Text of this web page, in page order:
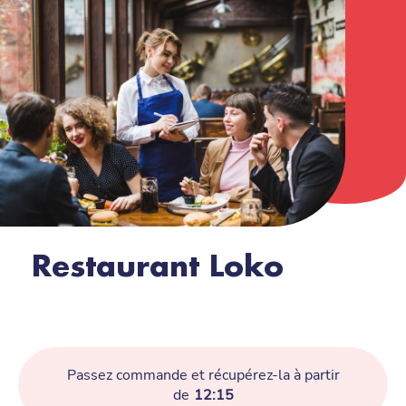
Restaurant Loko
Passez commande et récupérez-la à partir
de 12:15